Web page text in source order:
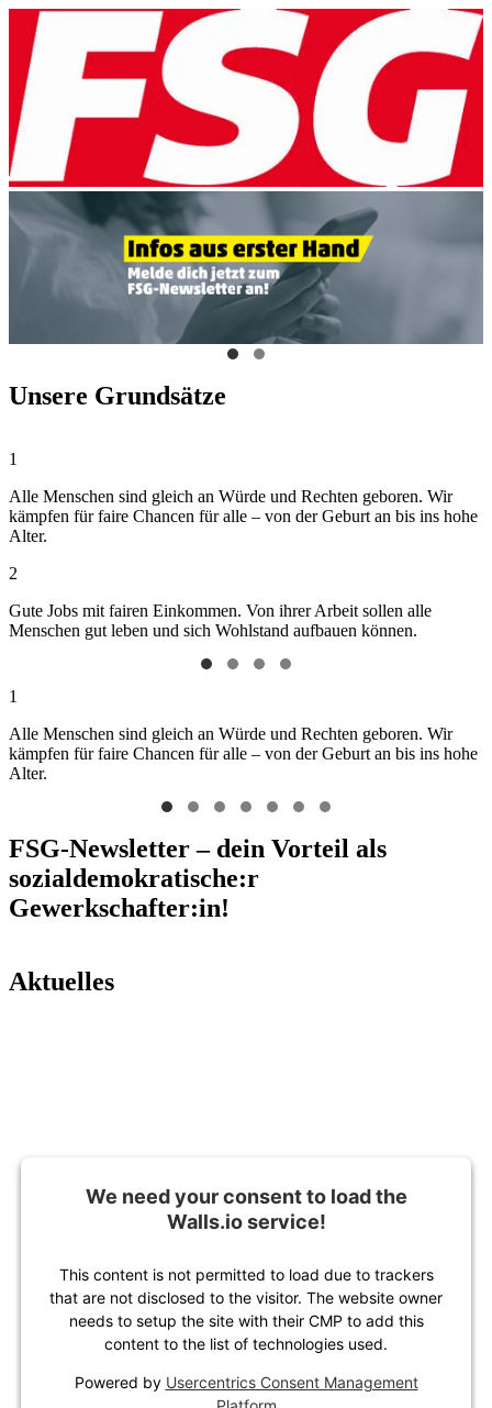
Unsere Grundsätze
1
Alle Menschen sind gleich an Würde und Rechten geboren. Wir
kämpfen für faire Chancen für alle – von der Geburt an bis ins hohe
Alter.
2
Gute Jobs mit fairen Einkommen. Von ihrer Arbeit sollen alle
Menschen gut leben und sich Wohlstand aufbauen können.
1
Alle Menschen sind gleich an Würde und Rechten geboren. Wir
kämpfen für faire Chancen für alle – von der Geburt an bis ins hohe
Alter.
FSG-Newsletter – dein Vorteil als
sozialdemokratische:r
Gewerkschafter:in!
Aktuelles
We need your consent to load the
Walls.io service!
This content is not permitted to load due to trackers
that are not disclosed to the visitor. The website owner
needs to setup the site with their CMP to add this
content to the list of technologies used.
Powered by Usercentrics Consent Management